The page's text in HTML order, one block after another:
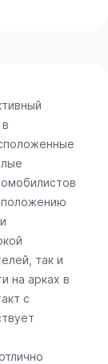
так и
на арках в
с